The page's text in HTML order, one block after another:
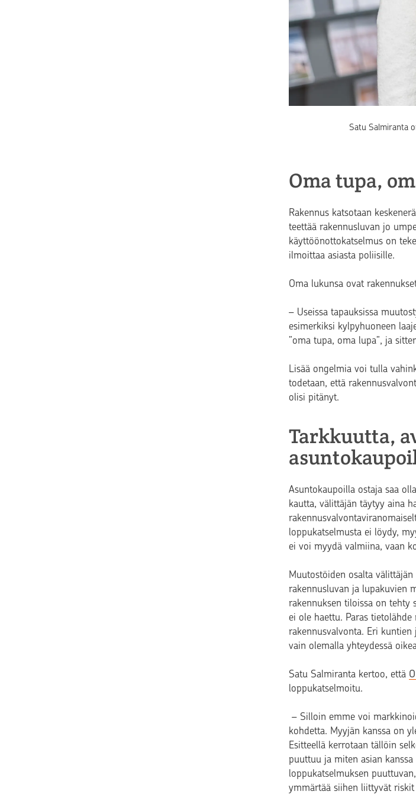
Satu Salmiranta
Oma tupa,
Rakennus katsotaan
teettää rakennusluvan jo
käyttöönottokatselmus on
ilmoittaa asiasta poliisille.
Oma lukunsa ovat
– Useissa tapauksissa
esimerkiksi kylpyhuoneen
”oma tupa, oma lupa”, ja
Lisää ongelmia voi tulla
todetaan, että
olisi pitänyt.
Tarkkuutta,
Asuntokaupoilla ostaja saa
kautta, välittäjän täytyy aina
loppukatselmusta ei löydy,
ei voi myydä valmiina, vaan
Muutostöiden osalta
rakennusluvan ja lupakuvien
rakennuksen tiloissa on tehty
ei ole haettu. Paras
rakennusvalvonta. Eri
vain olemalla yhteydessä
Satu Salmiranta kertoo, että
loppukatselmoitu.
– Silloin emme voi
kohdetta. Myyjän kanssa on
Esitteellä kerrotaan tällöin
puuttuu ja miten asian
loppukatselmuksen
ymmärtää siihen liittyvät